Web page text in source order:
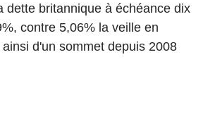
dette britannique à échéance dix
contre 5,06% la veille en
d'un sommet depuis 2008